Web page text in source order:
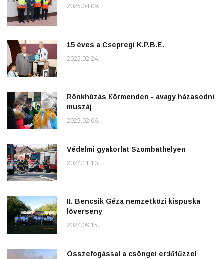
2025.04.09.
15 éves a Csepregi K.P.B.E.
2025.02.24.
Rönkhúzás Körmenden - avagy házasodni
muszáj
2025.02.06.
Védelmi gyakorlat Szombathelyen
2024.11.10.
II. Bencsik Géza nemzetközi kispuska
lőverseny
2024.09.15.
Összefogással a csöngei erdőtűzzel